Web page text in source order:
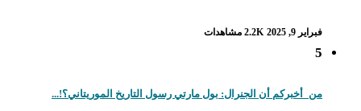
فبراير 9, 2025 2.2K مشاهدات
5
من_أخبركم أن الجنرال: بول مارتي رسول التاريخ الموريتاني؟!...